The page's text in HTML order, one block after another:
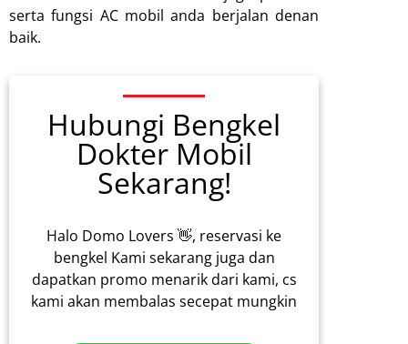
serta fungsi AC mobil anda berjalan denan
baik.
Hubungi Bengkel
Dokter Mobil
Sekarang!
Halo Domo Lovers 👋, reservasi ke
bengkel Kami sekarang juga dan
dapatkan promo menarik dari kami, cs
kami akan membalas secepat mungkin